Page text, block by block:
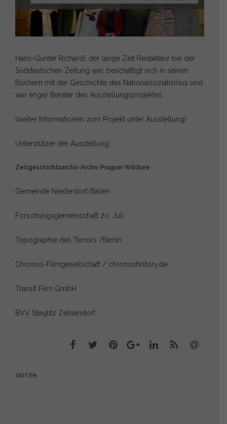
Hans-Günter Richardi, der lange Zeit Redakteur bei der
Süddeutschen Zeitung war, beschäftigt sich in seinen
Büchern mit der Geschichte des Nationalsozialismus und
war enger Berater des Ausstellungsprojektes.
(weiter Informationen zum Projekt unter Ausstellung)
Unterstützer der Ausstellung:
Zeitgeschichtsarchiv Archiv Pragser Wildsee
Gemeinde Niederdorf/Italien
Forschungsgemeinschaft 20. Juli
Topographie des Terrors /Berlin
Chronos-Filmgesellschaft / chronoshistory.de
Transit Film GmbH
BVV Steglitz Zehlendorf
SEITEN